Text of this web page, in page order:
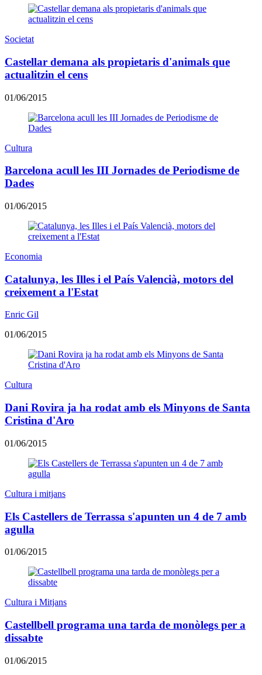
Societat
Castellar demana als propietaris d'animals que
actualitzin el cens
01/06/2015
Cultura
Barcelona acull les III Jornades de Periodisme de
Dades
01/06/2015
Economia
Catalunya, les Illes i el País Valencià, motors del
creixement a l'Estat
Enric Gil
01/06/2015
Cultura
Dani Rovira ja ha rodat amb els Minyons de Santa
Cristina d'Aro
01/06/2015
Cultura i mitjans
Els Castellers de Terrassa s'apunten un 4 de 7 amb
agulla
01/06/2015
Cultura i Mitjans
Castellbell programa una tarda de monòlegs per a
dissabte
01/06/2015